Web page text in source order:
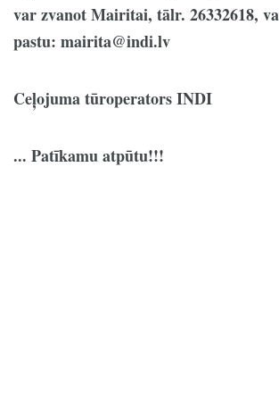
var zvanot Mairitai, tālr. 26332618,
pastu: mairita@indi.lv
Ceļojuma tūroperators INDI
... Patīkamu atpūtu!!!